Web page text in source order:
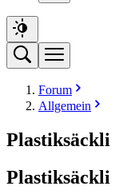
Forum
Allgemein
Plastiksäckli
Plastiksäckli